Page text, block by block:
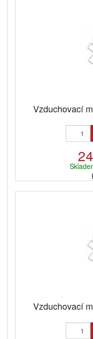
Vzduchovací
Vzduchovací